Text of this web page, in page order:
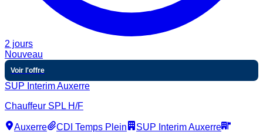
2 jours
Nouveau
Voir l'offre
SUP Interim Auxerre
Chauffeur SPL H/F
Auxerre CDI Temps Plein
SUP Interim Auxerre